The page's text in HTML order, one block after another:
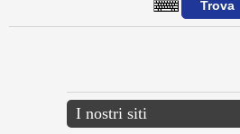
I nostri siti